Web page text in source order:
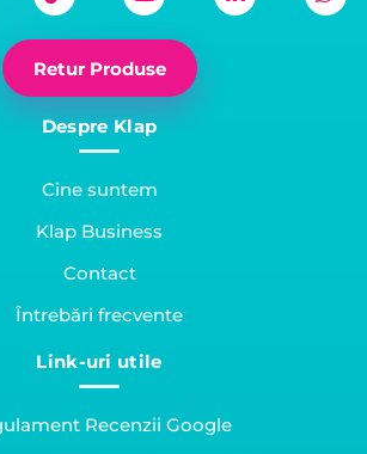
Retur Produse
Despre Klap
Cine suntem
Klap Business
Contact
Întrebări frecvente
Link-uri utile
Recenzii Google